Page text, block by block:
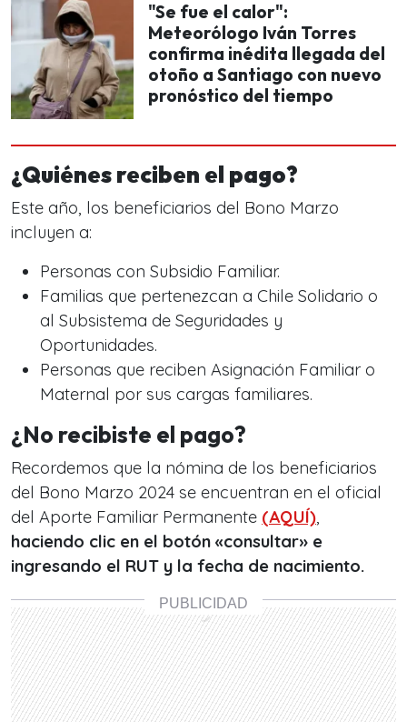
"Se fue el calor":
Meteorólogo Iván Torres
confirma inédita llegada del
otoño a Santiago con nuevo
pronóstico del tiempo
¿Quiénes reciben el pago?
Este año, los beneficiarios del Bono Marzo
incluyen a:
Personas con Subsidio Familiar.
Familias que pertenezcan a Chile Solidario o
al Subsistema de Seguridades y
Oportunidades.
Personas que reciben Asignación Familiar o
Maternal por sus cargas familiares.
¿No recibiste el pago?
Recordemos que la nómina de los beneficiarios
del Bono Marzo 2024 se encuentran en el oficial
del Aporte Familiar Permanente (AQUÍ),
haciendo clic en el botón «consultar» e
ingresando el RUT y la fecha de nacimiento.